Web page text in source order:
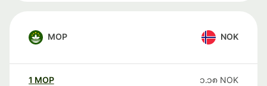
MOP NOK
1 MOP ၁.၁၈ NOK